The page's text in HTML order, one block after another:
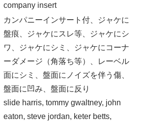
company insert
カンパニーインサート付、ジャケに
盤痕、ジャケにスレ等、ジャケにシ
ワ、ジャケにシミ、ジャケにコーナ
ーダメージ（角落ち等）、レーベル
面にシミ、盤面にノイズを伴う傷、
盤面に凹み、盤面に反り
slide harris, tommy gwaltney, john
eaton, steve jordan, keter betts,